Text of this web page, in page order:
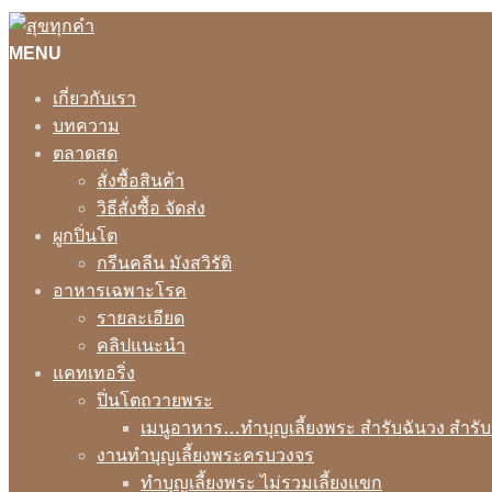
MENU
เกี่ยวกับเรา
บทความ
ตลาดสด
สั่งซื้อสินค้า
วิธีสั่งซื้อ จัดส่ง
ผูกปิ่นโต
กรีนคลีน มังสวิรัติ
อาหารเฉพาะโรค
รายละเอียด
คลิปแนะนำ
แคทเทอริ่ง
ปิ่นโตถวายพระ
เมนูอาหาร…ทำบุญเลี้ยงพระ สำรับฉันวง สำรั
งานทำบุญเลี้ยงพระครบวงจร
ทำบุญเลี้ยงพระ ไม่รวมเลี้ยงแขก